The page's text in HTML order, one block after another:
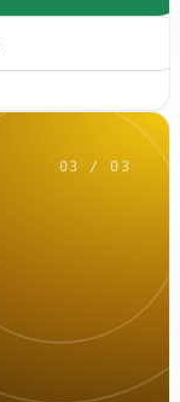
03 / 03